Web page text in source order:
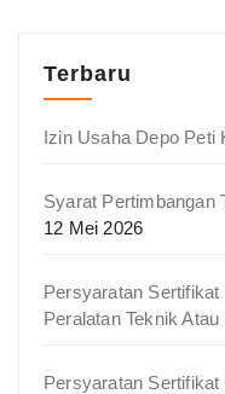
Terbaru
Izin Usaha Depo Peti
Syarat Pertimbangan
12 Mei 2026
Persyaratan
Peralatan Teknik
Persyaratan